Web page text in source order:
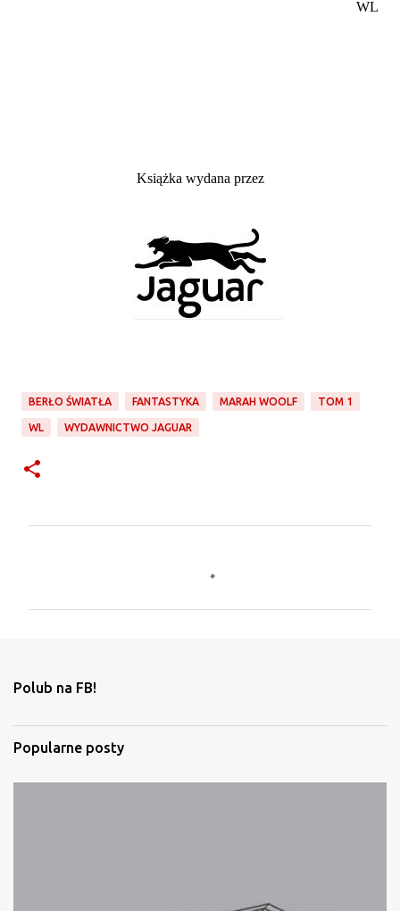
WL
Książka wydana przez
BERŁO ŚWIATŁA FANTASTYKA MARAH WOOLF TOM 1
WL WYDAWNICTWO JAGUAR
t
r
z
e
Polub na FB!
Popularne posty